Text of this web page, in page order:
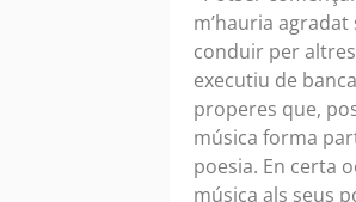
m’hauria
conduir per
executiu de
properes que,
música forma
poesia. En certa
música als seus